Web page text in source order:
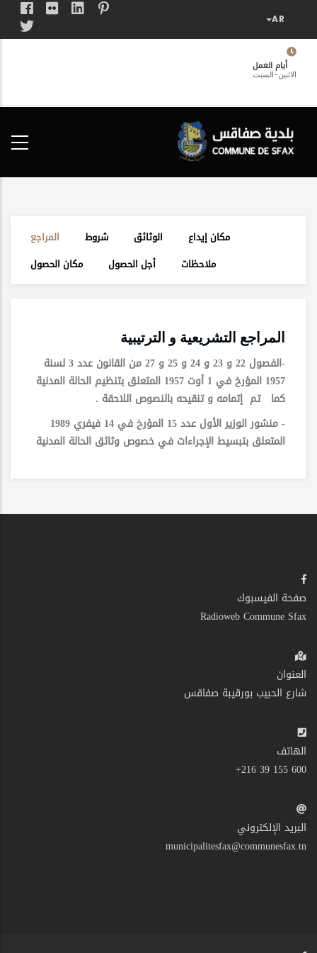
المحتوى
الرئيسيأيام العمل
الاثنين-السبت
المراجع شروط الوثائق
مكان إيداع
مكان الحصول
أجل الحصول ملاحظات
المراجع التشريعية و الترتيبية
-الفصول 22 و 23 و 24 و 25 و 27 من القانون عدد 3 لسنة
1957 المؤرخ في 1 أوت 1957 المتعلق بتنظيم الحالة المدنية
كما تم إتمامه و تنقيحه بالنصوص اللاحقة .
- منشور الوزير الأول عدد 15 المؤرخ في 14 فيفري 1989
المتعلق بتبسيط الإجراءات في خصوص وثائق الحالة المدنية
صفحة الفيسبوك
Radioweb Commune Sfax
العنوان
شارع الحبيب بورقيبة صفاقس
الهاتف
600 155 39 216+
البريد الإلكتروني
municipalitesfax@communesfax.tn